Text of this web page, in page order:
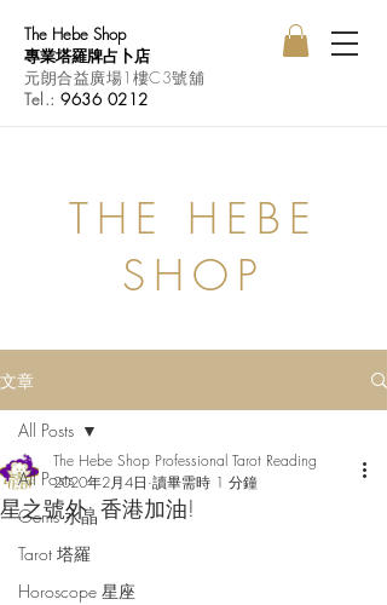
The Hebe Shop
專業塔羅牌占卜店
元朗合益廣場1樓C3號舖
Tel.:9636 0212
THE HEBE
SHOP
文章
All Posts
Gems 水晶
Tarot 塔羅
Horoscope 星座
All Posts
星之號外: 香港加油!
The Hebe Shop Professional Tarot Reading
2020年2月4日 讀畢需時 1 分鐘